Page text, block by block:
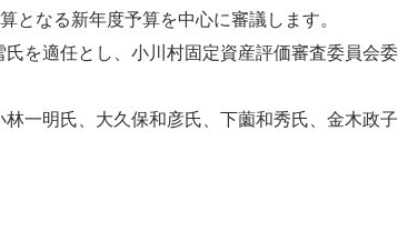
なる新年度予算を中心に審議します。
を適任とし、小川村固定資産評価審査委員会
一明氏、大久保和彦氏、下薗和秀氏、金木政